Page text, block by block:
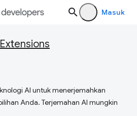
Masuk
AI untuk menerjemahkan
Anda. Terjemahan AI mungkin